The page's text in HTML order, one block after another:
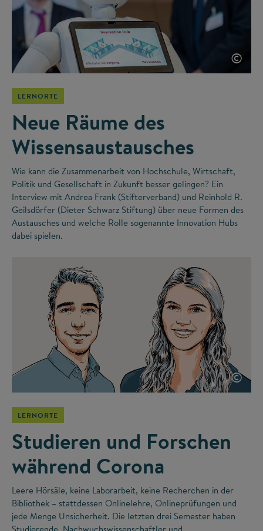
©
LERNORTE
Neue Räume des
Wissensaustausches
Wie kann die Zusammenarbeit von Hochschule, Wirtschaft,
Politik und Gesellschaft in Zukunft besser gelingen? Ein
Interview mit Andrea Frank (Stifterverband) und Reinhold R.
Geilsdörfer (Dieter Schwarz Stiftung) über neue Formen des
Austausches und welche Rolle sogenannte Innovation Hubs
dabei spielen.
©
LERNORTE
Studieren und Forschen
während Corona
Leere Hörsäle, keine Laborarbeit, keine Recherchen in der
Bibliothek – stattdessen Onlinelehre, Onlineprüfungen und
jede Menge Unsicherheit. Die letzten drei Semester haben